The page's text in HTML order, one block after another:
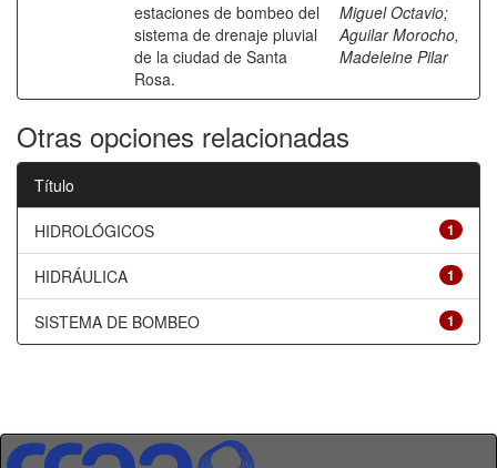
estaciones de bombeo del
sistema de drenaje pluvial
de la ciudad de Santa
Rosa.
Miguel Octavio;
Aguilar Morocho,
Madeleine Pilar
Otras opciones relacionadas
Título
1
HIDROLÓGICOS
1
HIDRÁULICA
1
SISTEMA DE BOMBEO